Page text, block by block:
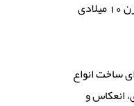
از اوایل قرن 10 میلادی
ساخت انواع
انعکاس و